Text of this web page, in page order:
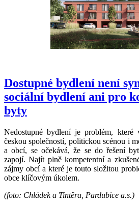
Dostupné bydlení není
sociální bydlení ani pro
byty
Nedostupné bydlení je problém, které
českou společností, politickou scénou i
a obcí, se očekává, že se do řešení
zapojí. Najít plně kompetentní a
zájmy obcí a které je touto složitou
obce klíčovým úkolem.
(foto: Chládek a Tintěra, Pardubice a.s.)